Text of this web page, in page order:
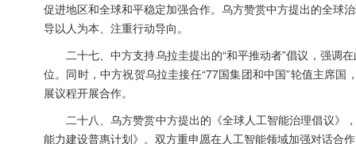
促进地区和全球和平稳定加强合作。乌方赞赏中方提出的全球
导以人为本、注重行动导向。
二十七、中方支持乌拉圭提出的“和平推动者”倡议，强调
位。同时，中方祝贺乌拉圭接任“77国集团和中国”轮值主席
展议程开展合作。
二十八、乌方赞赏中方提出的《全球人工智能治理倡议》
能力建设普惠计划》。双方重申愿在人工智能领域加强对话合